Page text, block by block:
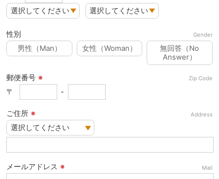
性別 Gender
男性（Man） 女性（Woman）
無回答（No
Answer）
郵便番号 ※ Zip Code
〒 -
ご住所 ※ Address
メールアドレス ※ Mail